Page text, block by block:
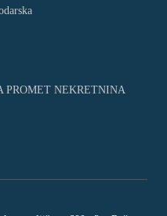
PROMET NEKRETNINA